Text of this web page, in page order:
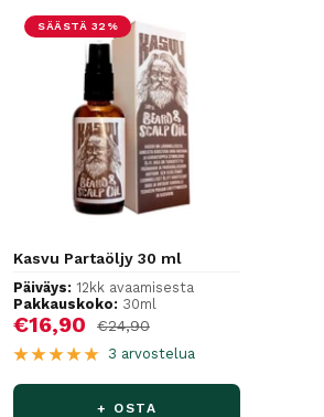
SÄÄSTÄ 32%
Kasvu Partaöljy 30 ml
Päiväys: 12kk avaamisesta
Pakkauskoko: 30ml
Alennushinta
€16,90 Normaalihinta
€24,90
3 arvostelua
+ OSTA